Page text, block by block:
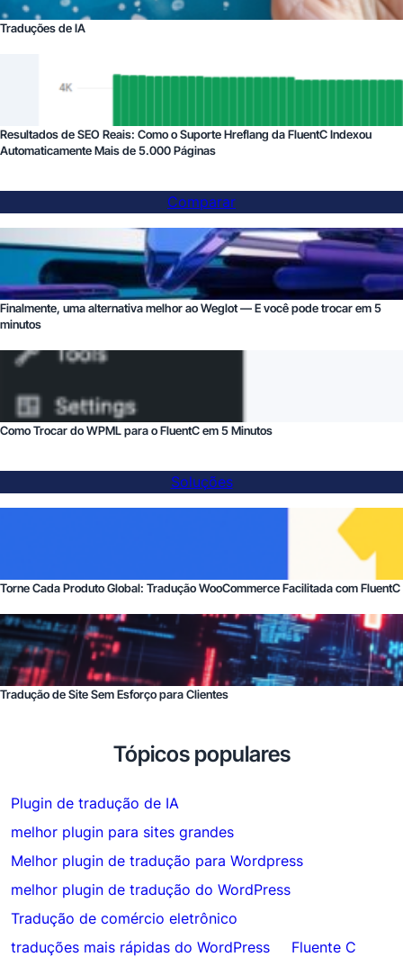
Traduções de IA
Resultados de SEO Reais: Como o Suporte Hreflang da FluentC Indexou
Automaticamente Mais de 5.000 Páginas
Comparar
Finalmente, uma alternativa melhor ao Weglot — E você pode trocar em 5
minutos
Como Trocar do WPML para o FluentC em 5 Minutos
Soluções
Torne Cada Produto Global: Tradução WooCommerce Facilitada com FluentC
Tradução de Site Sem Esforço para Clientes
Tópicos populares
Plugin de tradução de IA
melhor plugin para sites grandes
Melhor plugin de tradução para Wordpress
melhor plugin de tradução do WordPress
Tradução de comércio eletrônico
traduções mais rápidas do WordPress
Fluente C